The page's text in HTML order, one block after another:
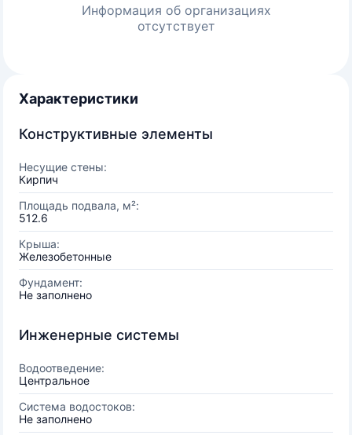
Информация об организациях
отсутствует
Характеристики
Конструктивные элементы
Несущие стены:
Кирпич
Площадь подвала, м²:
512.6
Крыша:
Железобетонные
Фундамент:
Не заполнено
Инженерные системы
Водоотведение:
Центральное
Система водостоков:
Не заполнено